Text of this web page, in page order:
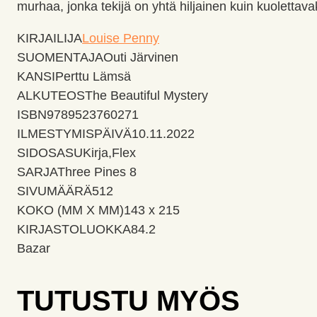
murhaa, jonka tekijä on yhtä hiljainen kuin
KIRJAILIJALouise Penny
SUOMENTAJAOuti Järvinen
KANSIPerttu Lämsä
ALKUTEOSThe Beautiful Mystery
ISBN9789523760271
ILMESTYMISPÄIVÄ10.11.2022
SIDOSASUKirja,Flex
SARJAThree Pines 8
SIVUMÄÄRÄ512
KOKO (MM X MM)143 x 215
KIRJASTOLUOKKA84.2
Bazar
TUTUSTU MYÖS